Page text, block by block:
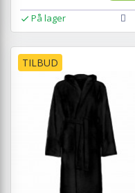
På lager
TILBUD